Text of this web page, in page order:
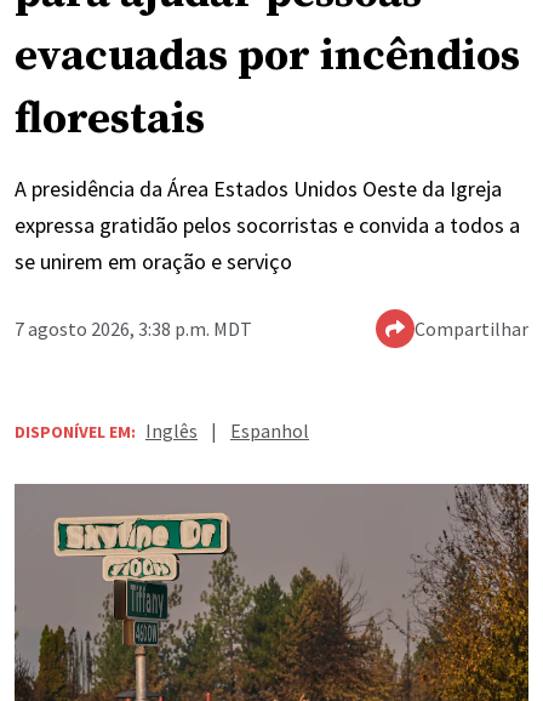
evacuadas por incêndios
florestais
A presidência da Área Estados Unidos Oeste da Igreja
expressa gratidão pelos socorristas e convida a todos a
se unirem em oração e serviço
7 agosto 2026, 3:38 p.m. MDT Compartilhar
DISPONÍVEL EM: Inglês | Espanhol